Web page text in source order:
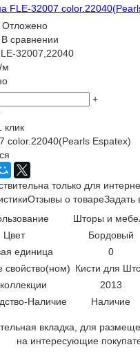
Отложено
В сравнении
32007,22040
м
+
клик
color.22040(Pearls Espatex)
только для
Отзывы о товареЗадать
Шторы и
Цвет
Бордовый
единица
0
свойство(ном) Кисти для
2013
Наличие
Наличие
вкладка, для
на интересующие